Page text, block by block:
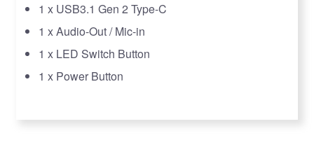
1 x USB3.1 Gen 2 Type-C
1 x Audio-Out / Mic-in
1 x LED Switch Button
1 x Power Button